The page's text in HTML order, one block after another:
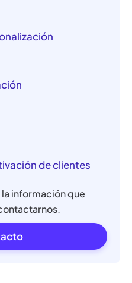
de clientes
información que